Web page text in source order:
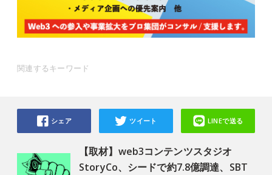
関連するキーワード
【取材】web3コンテンツスタジオ
StoryCo、シードで約7.8億調達、SBT
シェア ツイート LINEで送る